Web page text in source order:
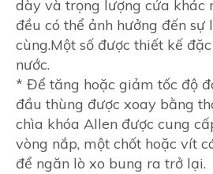
dày và trọng lượng cửa khác
đều có thể ảnh hưởng đến sự
cùng.Một số được thiết kế
nước.
* Để tăng hoặc giảm tốc độ
đầu thùng được xoay bằng
chìa khóa Allen được cung
vòng nắp, một chốt hoặc vít
để ngăn lò xo bung ra trở lại.